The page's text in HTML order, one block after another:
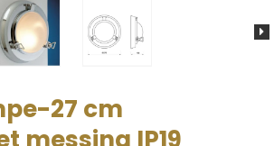
27 cm
messing IP19